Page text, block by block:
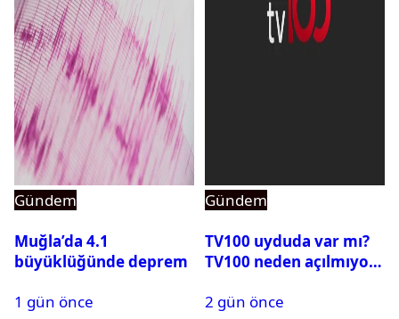
Gündem
Muğla’da 4.1
büyüklüğünde deprem
1 gün önce
Gündem
TV100 uyduda var mı?
TV100 neden açılmıyor?
2 gün önce